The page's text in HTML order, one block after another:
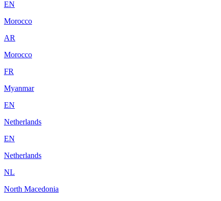
EN
Morocco
AR
Morocco
FR
Myanmar
EN
Netherlands
EN
Netherlands
NL
North Macedonia